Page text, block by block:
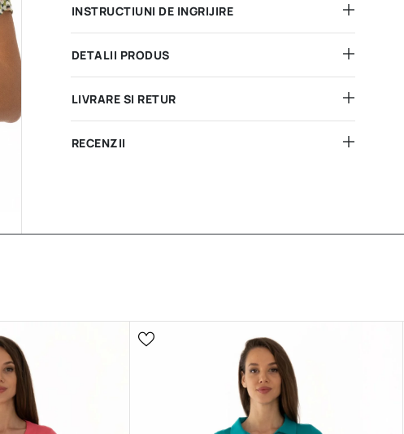
INSTRUCTIUNI DE INGRIJIRE
DETALII PRODUS
LIVRARE SI RETUR
RECENZII